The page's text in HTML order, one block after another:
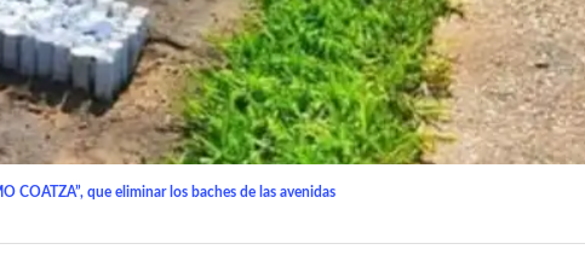
COATZA”, que eliminar los baches de las avenidas